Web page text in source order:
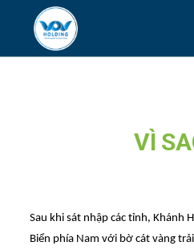
VÌ
Sau khi sát nhập các tỉnh, Khánh
Biển phía Nam với bờ cát vàng